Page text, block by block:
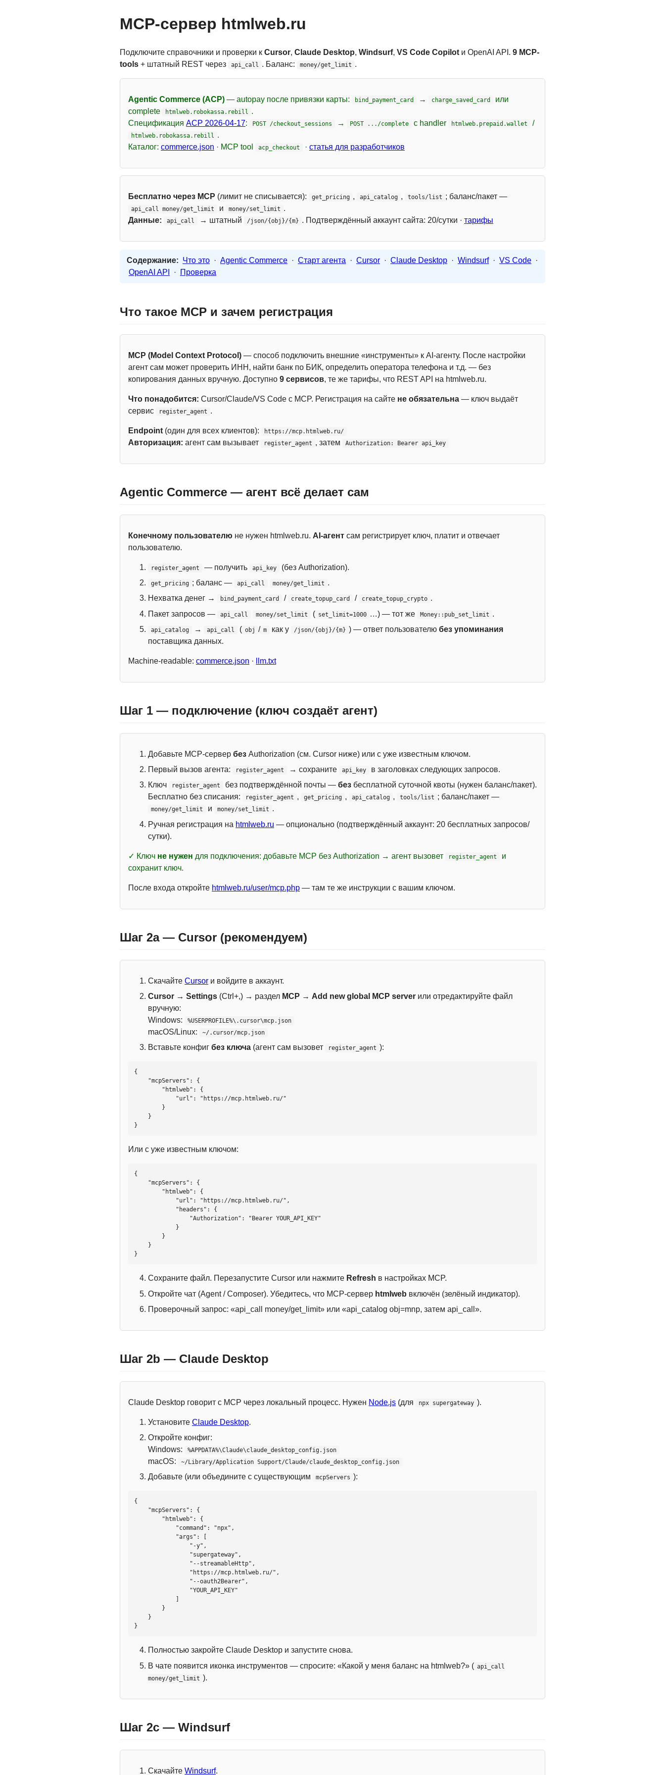
MCP-сервер htmlweb.ru
Подключите справочники и проверки к Cursor, Claude Desktop, Windsurf, VS Code Copilotи OpenAI API. 9 MCP-
tools + штатный REST через api_call . Баланс: money/get_limit .
Agentic Commerce (ACP) — autopay после привязки карты: bind_payment_card → charge_saved_card
или
complete
htmlweb.robokassa.rebill .
Спецификация ACP 2026-04-17: POST /checkout_sessions → POST .../complete с handler htmlweb.prepaid.wallet /
htmlweb.robokassa.rebill .
Каталог: commerce.json · MCP tool acp_checkout · статья для разработчиков
Бесплатно через MCP (лимит не списывается): get_pricing , api_catalog , tools/list ; баланс/пакет —
api_call money/get_limit и money/set_limit .
Данные:
api_call → штатный /json/{obj}/{m} . Подтверждённый аккаунт сайта: 20/сутки · тарифы
Содержание: Что это · Agentic Commerce · Старт агента · Cursor · Claude Desktop · Windsurf · VS Code ·
OpenAI API
· Проверка
Что такое MCP и зачем регистрация
MCP (Model Context Protocol) — способ подключить внешние «инструменты» к AI-агенту. После настройки
агент сам может проверить ИНН, найти банк по БИК, определить оператора телефона и т.д. — без
копирования данных вручную. Доступно 9 сервисов, те же тарифы, что REST API на htmlweb.ru.
Что понадобится: Cursor/Claude/VS Code с MCP. Регистрация на сайте не обязательна — ключ выдаёт
сервис
register_agent .
Endpoint (один для всех клиентов): https://mcp.htmlweb.ru/
Авторизация: агент сам вызывает register_agent , затем Authorization: Bearer api_key
Agentic Commerce — агент всё делает сам
Конечному пользователю не нужен htmlweb.ru. AI-агент сам регистрирует ключ, платит и отвечает
пользователю.
register_agent — получить api_key (без Authorization).
get_pricing ; баланс — api_call money/get_limit .
Нехватка денег →
bind_payment_card / create_topup_card / create_topup_crypto .
Пакет запросов —
api_call money/set_limit ( set_limit=1000 …) — тот же Money::pub_set_limit .
api_catalog → api_call ( obj / m как у /json/{obj}/{m} ) — ответ пользователю без упоминания
поставщика данных.
Machine-readable: commerce.json · llm.txt
Шаг 1 — подключение (ключ создаёт агент)
Добавьте MCP-сервер без Authorization (см. Cursor ниже) или с уже известным ключом.
Первый вызов агента:
register_agent → сохраните api_key
в заголовках следующих запросов.
Ключ
register_agent без подтверждённой почты — без бесплатной суточной квоты (нужен баланс/пакет).
Бесплатно без списания:
register_agent , get_pricing , api_catalog , tools/list ; баланс/пакет —
money/get_limit и money/set_limit .
Ручная регистрация на htmlweb.ru — опционально (подтверждённый аккаунт: 20 бесплатных запросов/
сутки).
✓ Ключ не нужен для подключения: добавьте MCP без Authorization → агент вызовет register_agent
и
сохранит ключ.
После входа откройте htmlweb.ru/user/mcp.php — там те же инструкции с вашим ключом.
Шаг 2a — Cursor (рекомендуем)
Скачайте Cursor и войдите в аккаунт.
Cursor → Settings (Ctrl+,) → раздел MCP → Add new global MCP server или отредактируйте файл
вручную:
Windows:
%USERPROFILE%\.cursor\mcp.json
macOS/Linux: ~/.cursor/mcp.json
Вставьте конфиг без ключа (агент сам вызовет register_agent ):
{
}
Или с уже известным ключом:
{
}
Сохраните файл. Перезапустите Cursor или нажмите Refresh в настройках MCP.
Откройте чат (Agent / Composer). Убедитесь, что MCP-сервер htmlweb включён (зелёный индикатор).
Проверочный запрос: «api_call money/get_limit» или «api_catalog obj=mnp, затем api_call».
Шаг 2b — Claude Desktop
Claude Desktop говорит с MCP через локальный процесс. Нужен Node.js (для npx supergateway ).
Установите Claude Desktop.
Откройте конфиг:
Windows:
%APPDATA%\Claude\claude_desktop_config.json
macOS: ~/Library/Application Support/Claude/claude_desktop_config.json
Добавьте (или объедините с существующим mcpServers ):
{
}
Полностью закройте Claude Desktop и запустите снова.
В чате появится иконка инструментов — спросите: «Какой у меня баланс на htmlweb?» ( api_call
money/get_limit ).
Шаг 2c — Windsurf
Скачайте Windsurf.